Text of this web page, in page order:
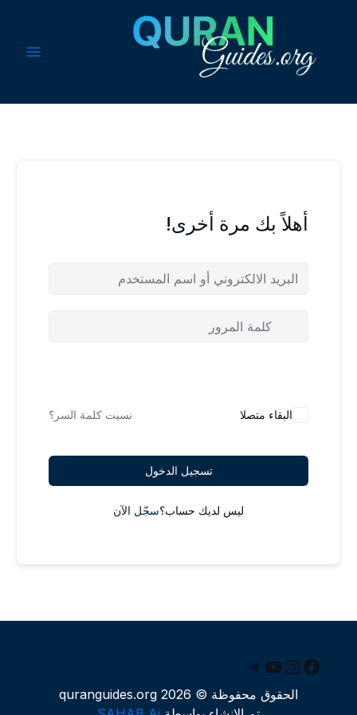
أهلاً بك مرة أخرى!
البقاء متصلا نسيت كلمة السر؟
تسجيل الدخول
ليس لديك حساب؟سجّل الآن
فيسبوكإنستجرام
يوتيوب
تيليجرام
الحقوق محفوظة © 2026 quranguides.org